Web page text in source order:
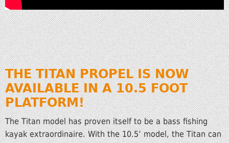
THE TITAN PROPEL IS NOW
AVAILABLE IN A 10.5 FOOT
PLATFORM!
The Titan model has proven itself to be a bass fishing
kayak extraordinaire. With the 10.5’ model, the Titan can